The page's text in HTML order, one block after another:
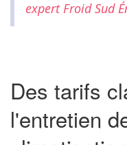
expert Froid Sud
Des tarifs
l'entretien